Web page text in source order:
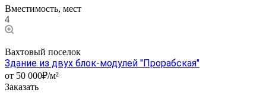
Вместимость, мест
4
Вахтовый поселок
Здание из двух блок-модулей "Прорабская"
от 50 000₽/м²
Заказать